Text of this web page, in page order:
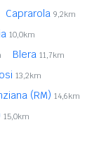
Caprarola 9,2km
10,0km
Blera 11,7km
13,2km
(RM) 14,6km
15,0km